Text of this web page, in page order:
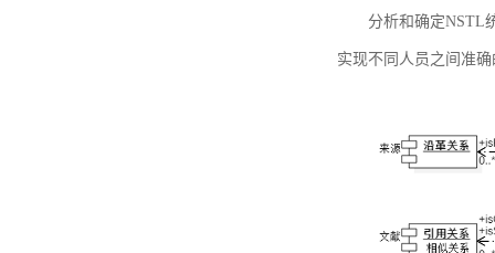
分析和确定NSTL
实现不同人员之间准